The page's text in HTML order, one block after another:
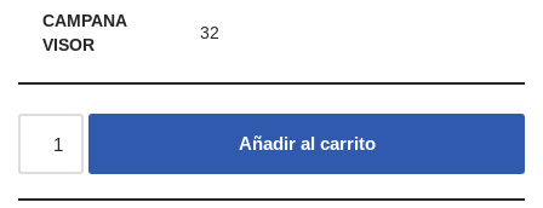
CAMPANA
VISOR
32
Añadir al carrito